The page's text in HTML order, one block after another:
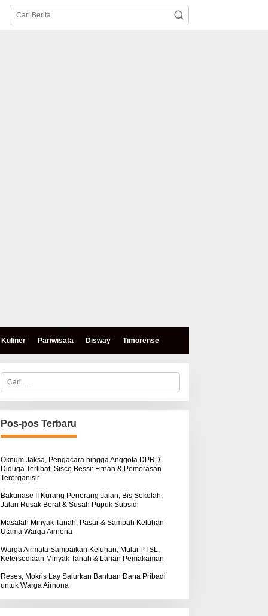
Kuliner Pariwisata Disway Timorense
Mokris Lay Salurkan
Warga Airnona
Hukum Kasus Sebastian
Bokol Sarat Rekayasa
C
r
i
u
n
u
:
Pos-pos Terbaru
Oknum Jaksa, Pengacara hingga Anggota DPRD
Diduga Terlibat, Sisco Bessi: Fitnah & Pemerasan
Terorganisir
Bakunase II Kurang Penerang Jalan, Bis Sekolah,
Jalan Rusak Berat & Susah Pupuk Subsidi
Masalah Minyak Tanah, Pasar & Sampah Keluhan
Utama Warga Airnona
Warga Airmata Sampaikan Keluhan, Mulai PTSL,
Ketersediaan Minyak Tanah & Lahan Pemakaman
Reses, Mokris Lay Salurkan Bantuan Dana Pribadi
untuk Warga Airnona